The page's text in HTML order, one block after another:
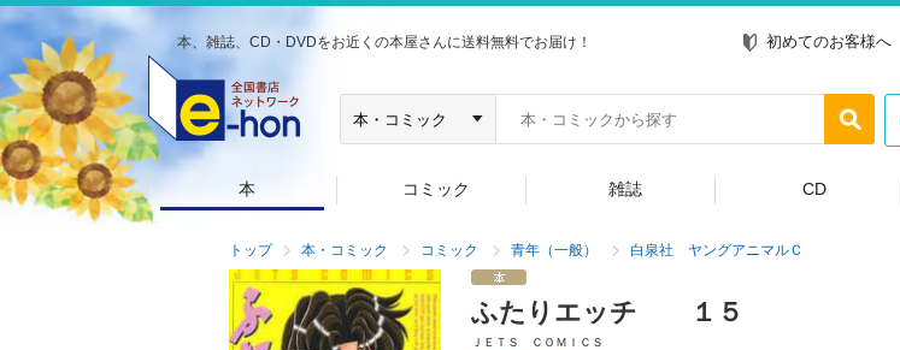
本、雑誌、CD・DVDをお近くの本屋さんに送料無料でお届け！ 初めてのお客様へ
本 コミック 雑誌 CD
トップ 本・コミック コミック 青年（一般） 白泉社 ヤングアニマルＣ
ふたりエッチ １５
ＪＥＴＳ ＣＯＭＩＣＳ